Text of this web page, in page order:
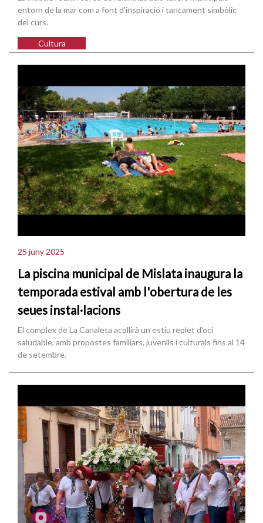
entorn de la mar com a font d'inspiració i tancament simbòlic
del curs.
Cultura
25 juny 2025
La piscina municipal de Mislata inaugura la
temporada estival amb l'obertura de les
seues instal·lacions
El complex de La Canaleta acollirà un estiu replet d'oci
saludable, amb propostes familiars, juvenils i culturals fins al 14
de setembre.